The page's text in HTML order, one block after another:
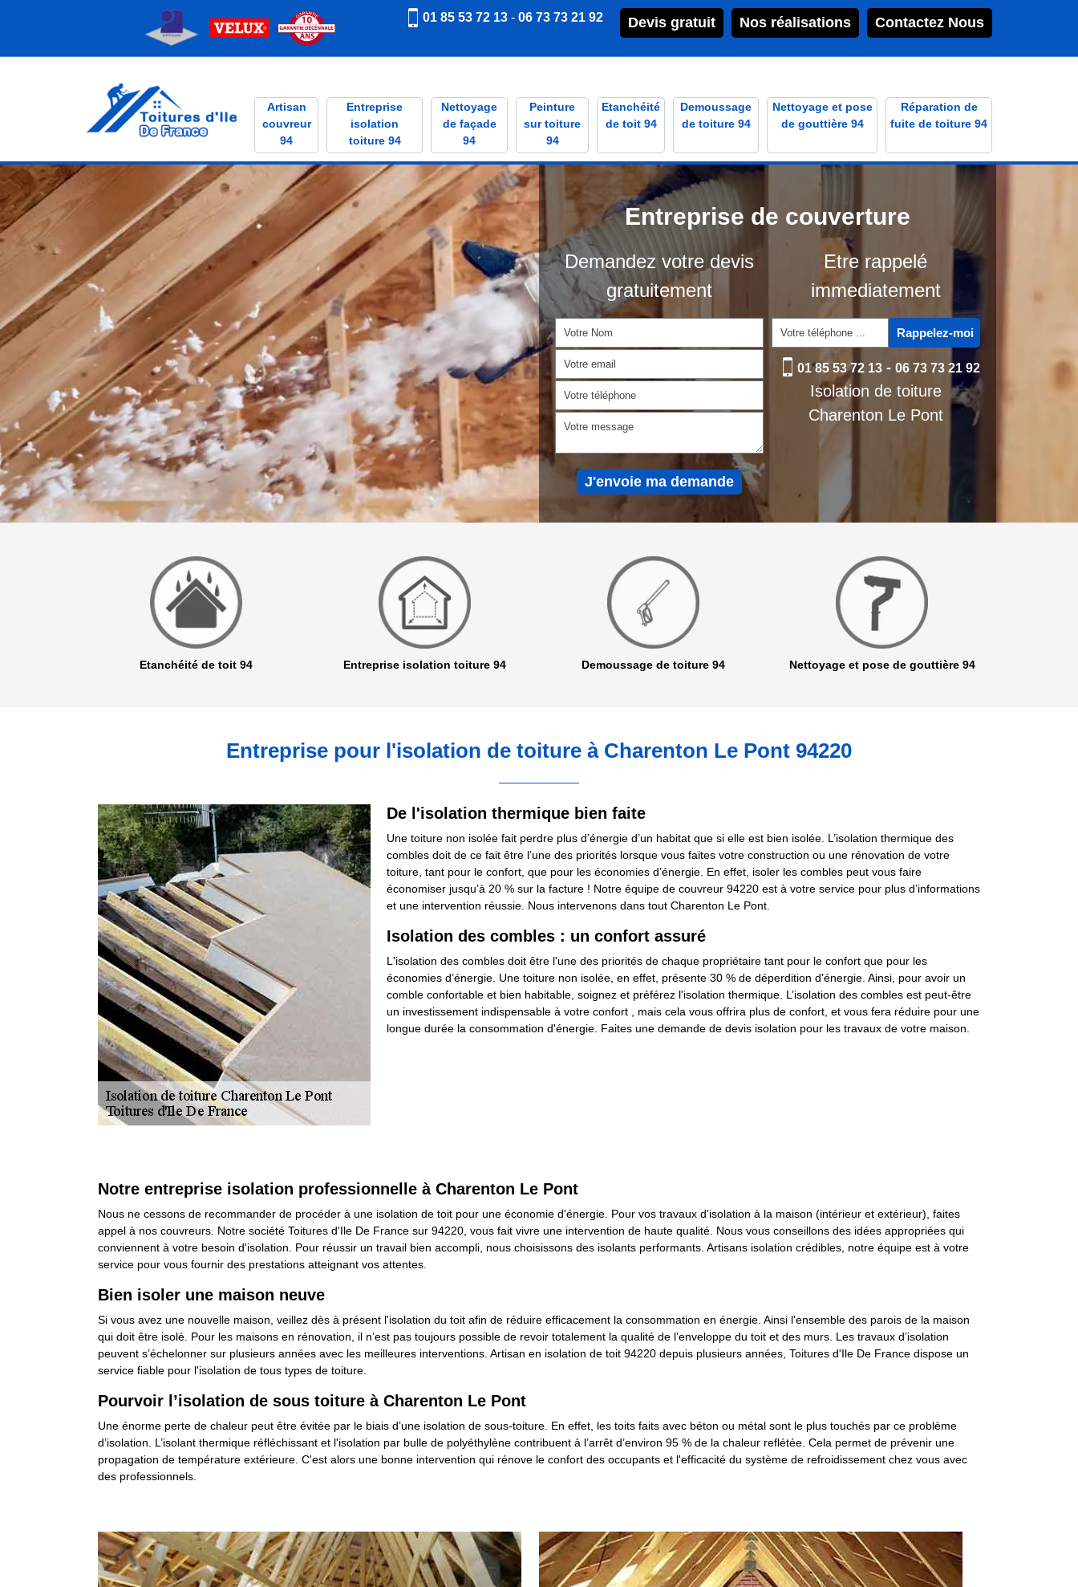
Devis gratuit Nos réalisations Contactez Nous
01 85 53 72 13 - 06 73 73 21 92
Artisan
couvreur
94
Entreprise
isolation
toiture 94
Nettoyage
de façade
94
Peinture
sur toiture
94
Etanchéité
de toit 94
Demoussage
de toiture 94
Nettoyage et pose
de gouttière 94
Réparation de
fuite de toiture 94
Entreprise de couverture
Demandez votre devis
gratuitement
Etre rappelé
immediatement
01 85 53 72 13- 06 73 73 21 92
Isolation de toiture
Charenton Le Pont
Etanchéité de toit 94 Entreprise isolation toiture 94 Demoussage de toiture 94 Nettoyage et pose de gouttière 94
Entreprise pour l'isolation de toiture à Charenton Le Pont 94220
De l'isolation thermique bien faite
Une toiture non isolée fait perdre plus d’énergie d’un habitat que si elle est bien isolée. L’isolation thermique des
combles doit de ce fait être l’une des priorités lorsque vous faites votre construction ou une rénovation de votre
toiture, tant pour le confort, que pour les économies d’énergie. En effet, isoler les combles peut vous faire
économiser jusqu’à 20 % sur la facture ! Notre équipe de couvreur 94220 est à votre service pour plus d’informations
et une intervention réussie. Nous intervenons dans tout Charenton Le Pont.
Isolation des combles : un confort assuré
L'isolation des combles doit être l'une des priorités de chaque propriétaire tant pour le confort que pour les
économies d’énergie. Une toiture non isolée, en effet, présente 30 % de déperdition d'énergie. Ainsi, pour avoir un
comble confortable et bien habitable, soignez et préférez l'isolation thermique. L’isolation des combles est peut-être
un investissement indispensable à votre confort , mais cela vous offrira plus de confort, et vous fera réduire pour une
longue durée la consommation d'énergie. Faites une demande de devis isolation pour les travaux de votre maison.
Notre entreprise isolation professionnelle à Charenton Le Pont
Nous ne cessons de recommander de procéder à une isolation de toit pour une économie d'énergie. Pour vos travaux d'isolation à la maison (intérieur et extérieur), faites
appel à nos couvreurs. Notre société Toitures d'Ile De France sur 94220, vous fait vivre une intervention de haute qualité. Nous vous conseillons des idées appropriées qui
conviennent à votre besoin d'isolation. Pour réussir un travail bien accompli, nous choisissons des isolants performants. Artisans isolation crédibles, notre équipe est à votre
service pour vous fournir des prestations atteignant vos attentes.
Bien isoler une maison neuve
Si vous avez une nouvelle maison, veillez dès à présent l'isolation du toit afin de réduire efficacement la consommation en énergie. Ainsi l'ensemble des parois de la maison
qui doit être isolé. Pour les maisons en rénovation, il n’est pas toujours possible de revoir totalement la qualité de l’enveloppe du toit et des murs. Les travaux d’isolation
peuvent s’échelonner sur plusieurs années avec les meilleures interventions. Artisan en isolation de toit 94220 depuis plusieurs années, Toitures d'Ile De France dispose un
service fiable pour l'isolation de tous types de toiture.
Pourvoir l’isolation de sous toiture à Charenton Le Pont
Une énorme perte de chaleur peut être évitée par le biais d’une isolation de sous-toiture. En effet, les toits faits avec béton ou métal sont le plus touchés par ce problème
d’isolation. L’isolant thermique réfléchissant et l'isolation par bulle de polyéthylène contribuent à l’arrêt d’environ 95 % de la chaleur reflétée. Cela permet de prévenir une
propagation de température extérieure. C'est alors une bonne intervention qui rénove le confort des occupants et l'efficacité du système de refroidissement chez vous avec
des professionnels.